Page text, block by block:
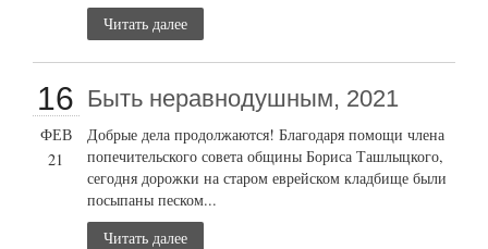
Читать далее
16
ФЕВ
21
Быть неравнодушным, 2021
Добрые дела продолжаются! Благодаря помощи члена
попечительского совета общины Бориса Ташлыцкого,
сегодня дорожки на старом еврейском кладбище были
посыпаны песком...
Читать далее